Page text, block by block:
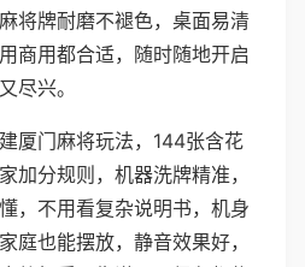
将牌耐磨不褪色，桌面易清
商用都合适，随时随地开启
尽兴。
厦门麻将玩法，144张含花
加分规则，机器洗牌精准，
，不用看复杂说明书，机身
庭也能摆放，静音效果好，